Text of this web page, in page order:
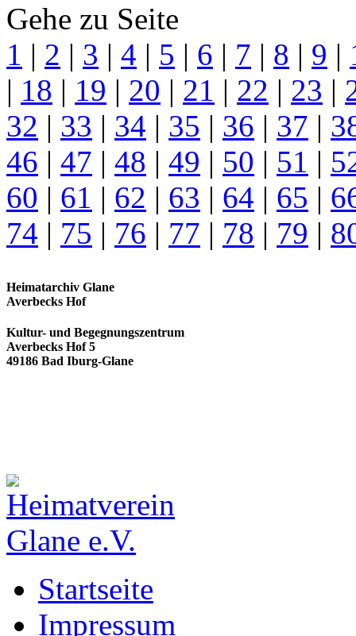
Gehe zu Seite
1 | 2 | 3 | 4 | 5 | 6 | 7 | 8 | 9 |
| 18 | 19 | 20 | 21 | 22 | 23 |
32 | 33 | 34 | 35 | 36 | 37 |
46 | 47 | 48 | 49 | 50 | 51 |
60 | 61 | 62 | 63 | 64 | 65 |
74 | 75 | 76 | 77 | 78 | 79 |
Heimatarchiv Glane
Averbecks Hof
Kultur- und Begegnungszentrum
Averbecks Hof 5
49186 Bad Iburg-Glane
Startseite
Impressum